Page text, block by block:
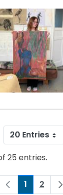
20 Entries
25 entries.
Page
1 Page
2